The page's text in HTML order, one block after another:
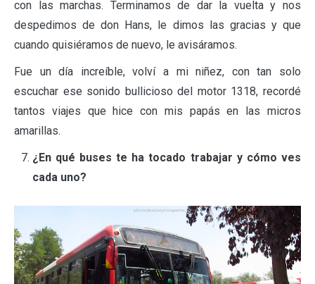
con las marchas. Terminamos de dar la vuelta y nos
despedimos de don Hans, le dimos las gracias y que
cuando quisiéramos de nuevo, le avisáramos.
Fue un día increíble, volví a mi niñez, con tan solo
escuchar ese sonido bullicioso del motor 1318, recordé
tantos viajes que hice con mis papás en las micros
amarillas.
¿En qué buses te ha tocado trabajar y cómo ves
cada uno?